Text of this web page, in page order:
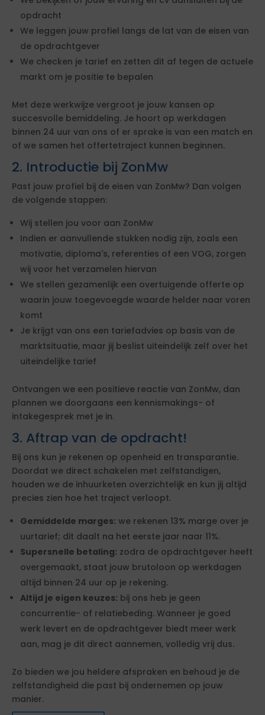
opdracht
We leggen jouw profiel langs de lat van de eisen van
de opdrachtgever
We checken je tarief en zetten dit af tegen de actuele
markt om je positie te bepalen
Met deze werkwijze vergroot je jouw kansen op
succesvolle bemiddeling. Je hoort op werkdagen
binnen 24 uur van ons of er sprake is van een match en
of we samen het offertetraject kunnen beginnen.
2. Introductie bij ZonMw
Past jouw profiel bij de eisen van ZonMw? Dan volgen
de volgende stappen:
Wij stellen jou voor aan ZonMw
Indien er aanvullende stukken nodig zijn, zoals een
motivatie, diploma's, referenties of een VOG, zorgen
wij voor het verzamelen hiervan
We stellen gezamenlijk een overtuigende offerte op
waarin jouw toegevoegde waarde helder naar voren
komt
Je krijgt van ons een tariefadvies op basis van de
marktsituatie, maar jij beslist uiteindelijk zelf over het
uiteindelijke tarief
Ontvangen we een positieve reactie van ZonMw, dan
plannen we doorgaans een kennismakings- of
intakegesprek met je in.
3. Aftrap van de opdracht!
Bij ons kun je rekenen op openheid en transparantie.
Doordat we direct schakelen met zelfstandigen,
houden we de inhuurketen overzichtelijk en kun jij altijd
precies zien hoe het traject verloopt.
Gemiddelde marges: we rekenen 13% marge over je
uurtarief; dit daalt na het eerste jaar naar 11%.
Supersnelle betaling: zodra de opdrachtgever heeft
overgemaakt, staat jouw brutoloon op werkdagen
altijd binnen 24 uur op je rekening.
Altijd je eigen keuzes: bij ons heb je geen
concurrentie- of relatiebeding. Wanneer je goed
werk levert en de opdrachtgever biedt meer werk
aan, mag je dit direct aannemen, volledig vrij dus.
Zo bieden we jou heldere afspraken en behoud je de
zelfstandigheid die past bij ondernemen op jouw
manier.